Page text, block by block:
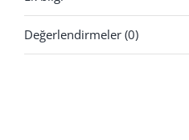
Değerlendirmeler (0)